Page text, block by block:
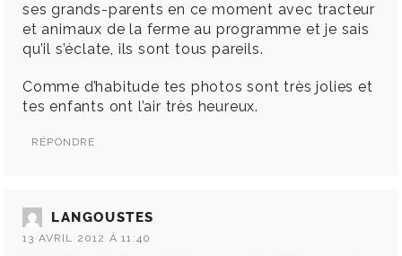
ses grands-parents en ce moment avec tracteur
et animaux de la ferme au programme et je sais
qu’il s’éclate, ils sont tous pareils.
Comme d’habitude tes photos sont très jolies et
tes enfants ont l’air très heureux.
RÉPONDRE
LANGOUSTES
13 AVRIL 2012 À 11:40